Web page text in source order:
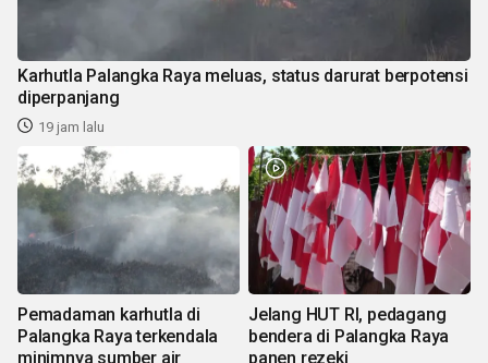
Karhutla Palangka Raya meluas, status darurat berpotensi
diperpanjang
19 jam lalu
Pemadaman karhutla di
Palangka Raya terkendala
minimnya sumber air
Jelang HUT RI, pedagang
bendera di Palangka Raya
panen rezeki